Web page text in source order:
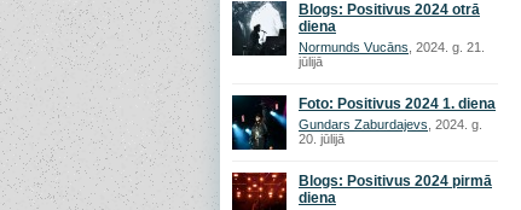
Blogs: Positivus 2024 otrā
diena
Normunds Vucāns , 2024. g. 21.
jūlijā
Foto: Positivus 2024 1. diena
Gundars Zaburdajevs , 2024. g.
20. jūlijā
Blogs: Positivus 2024 pirmā
diena